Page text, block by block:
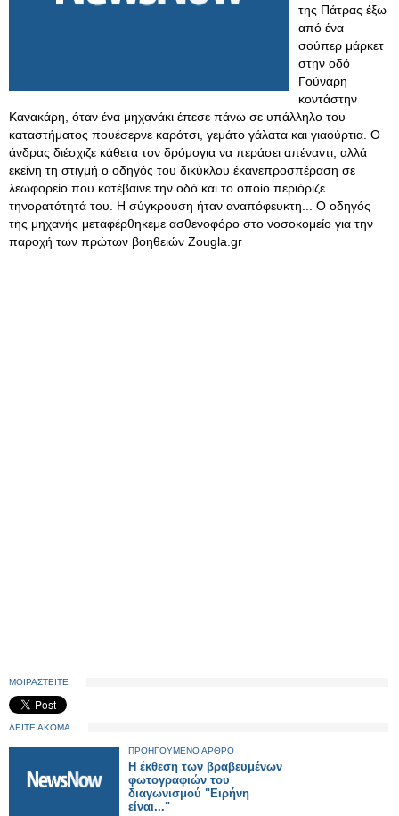
της Πάτρας έξω
από ένα
σούπερ μάρκετ
στην οδό
Γούναρη
κοντάστην
Κανακάρη, όταν ένα μηχανάκι έπεσε πάνω σε υπάλληλο του
καταστήματος πουέσερνε καρότσι, γεμάτο γάλατα και γιαούρτια. Ο
άνδρας διέσχιζε κάθετα τον δρόμογια να περάσει απέναντι, αλλά
εκείνη τη στιγμή ο οδηγός του δικύκλου έκανεπροσπέραση σε
λεωφορείο που κατέβαινε την οδό και το οποίο περιόριζε
τηνορατότητά του. Η σύγκρουση ήταν αναπόφευκτη... Ο οδηγός
της μηχανής μεταφέρθηκεμε ασθενοφόρο στο νοσοκομείο για την
παροχή των πρώτων βοηθειών Zougla.gr
ΜΟΙΡΑΣΤΕΙΤΕ
ΔΕΙΤΕ ΑΚΟΜΑ
ΠΡΟΗΓΟΥΜΕΝΟ ΑΡΘΡΟ
Η έκθεση των βραβευμένων
φωτογραφιών του
διαγωνισμού "Ειρήνη
είναι..."